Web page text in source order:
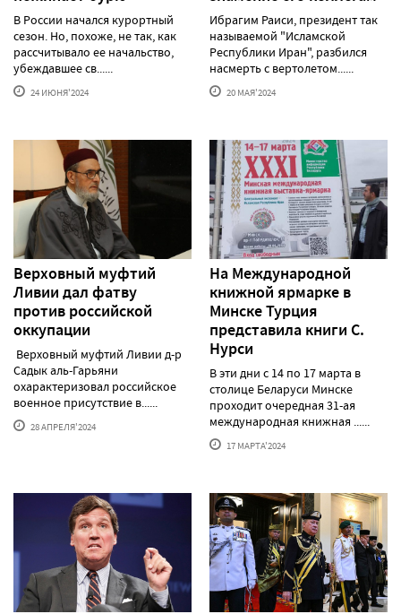
В России начался курортный
сезон. Но, похоже, не так, как
рассчитывало ее начальство,
убеждавшее св......
24 ИЮНЯ'2024
Ибрагим Раиси, президент так
называемой "Исламской
Республики Иран", разбился
насмерть с вертолетом......
20 МАЯ'2024
Верховный муфтий
Ливии дал фатву
против российской
оккупации
Верховный муфтий Ливии д-р
Садык аль-Гарьяни
охарактеризовал российское
военное присутствие в......
28 АПРЕЛЯ'2024
На Международной
книжной ярмарке в
Минске Турция
представила книги С.
Нурси
В эти дни с 14 по 17 марта в
столице Беларуси Минске
проходит очередная 31-ая
международная книжная ......
17 МАРТА'2024